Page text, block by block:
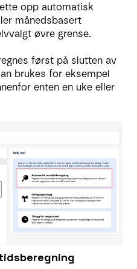
opp automatisk
månedsbasert
øvre grense.
først på slutten av
brukes for eksempel
enten en uke eller